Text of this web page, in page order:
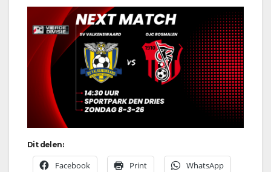
Dit delen:
Facebook Print WhatsApp